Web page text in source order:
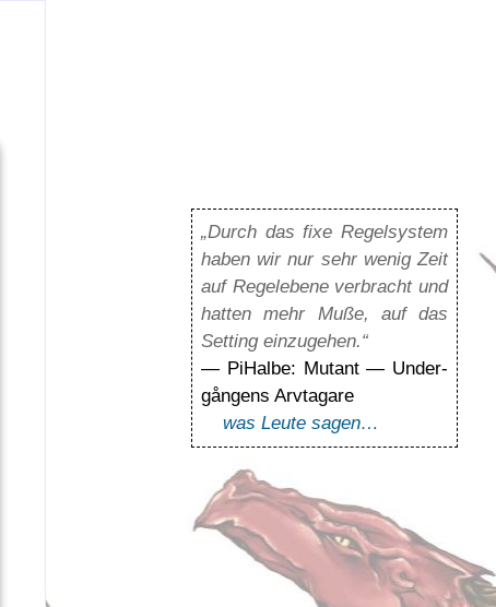
„Durch das fixe Regelsystem
haben wir nur sehr wenig Zeit
auf Regelebene verbracht und
hatten mehr Muße, auf das
Setting einzugehen.“
— PiHalbe: Mutant — Under­
gångens Arvta­gare
was Leute sagen…